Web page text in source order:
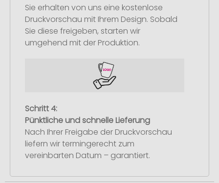
Sie erhalten von uns eine kostenlose
Druckvorschau mit Ihrem Design. Sobald
Sie diese freigeben, starten wir
umgehend mit der Produktion.
Schritt 4:
Pünktliche und schnelle Lieferung
Nach Ihrer Freigabe der Druckvorschau
liefern wir termingerecht zum
vereinbarten Datum – garantiert.